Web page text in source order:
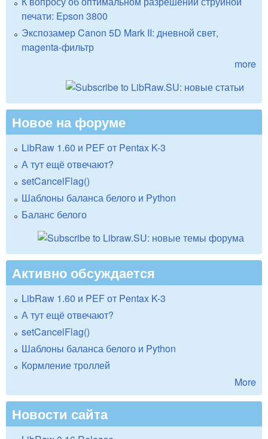
печати: Epson 3800
Экспозамер Canon 5D Mark II: дневной свет,
magenta-фильтр
more
Новое на форуме
LibRaw 1.60 и PEF от Pentax K-3
А тут ещё отвечают?
setCancelFlag()
Шаблоны баланса белого и Python
Баланс белого
Активно обсуждается
LibRaw 1.60 и PEF от Pentax K-3
А тут ещё отвечают?
setCancelFlag()
Шаблоны баланса белого и Python
Кормление троллей
More
Новости сайта